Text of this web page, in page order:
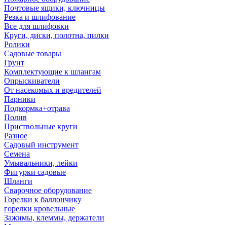
Почтовые ящики, ключницы
Резка и шлифование
Все для шлифовки
Круги, диски, полотна, пилки
Ролики
Садовые товары
Грунт
Комплектующие к шлангам
Опрыскиватели
От насекомых и вредителей
Парники
Подкормка+отрава
Полив
Приствольные круги
Разное
Садовый инструмент
Семена
Умывальники, лейки
Фигурки садовые
Шланги
Сварочное оборудование
Горелки к баллончику
горелки кровельные
Зажимы, клеммы, держатели